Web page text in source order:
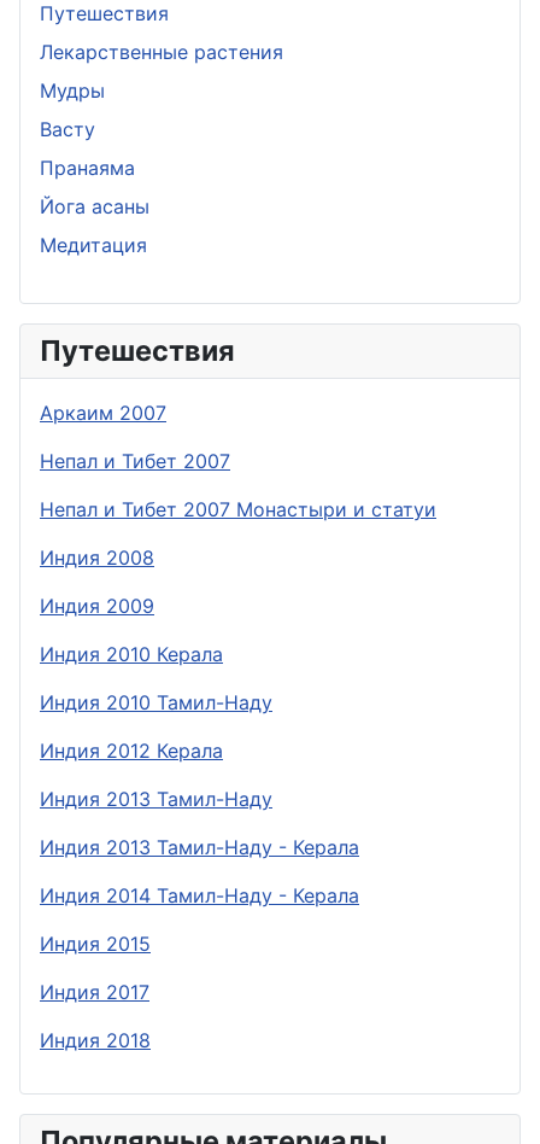
Путешествия
Лекарственные растения
Мудры
Васту
Пранаяма
Йога асаны
Медитация
Путешествия
Аркаим 2007
Непал и Тибет 2007
Непал и Тибет 2007 Монастыри и статуи
Индия 2008
Индия 2009
Индия 2010 Керала
Индия 2010 Тамил-Наду
Индия 2012 Керала
Индия 2013 Тамил-Наду
Индия 2013 Тамил-Наду - Керала
Индия 2014 Тамил-Наду - Керала
Индия 2015
Индия 2017
Индия 2018